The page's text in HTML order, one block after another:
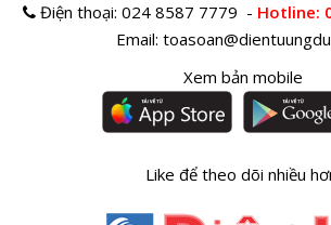
Điện thoại:024 8587 7779 - Hotline:
Email:
Xem bản mobile
Like để theo dõi nhiều